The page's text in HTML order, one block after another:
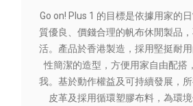
Go on! Plus 1 的目標是依據用家的
質優良、價錢合理的帆布休閒製品
活。產品於香港製造，採用堅挺耐
性簡潔的造型，方便用家自由配搭
我。基於動作權益及可持續發展，
皮革及採用循環塑膠布料，為環境